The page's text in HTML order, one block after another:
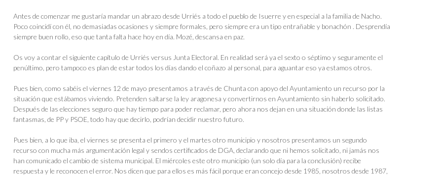
Antes de comenzar me gustaría mandar un abrazo desde Urriés a todo el pueblo de Isuerre y en especial a la familia de Nacho.
Poco coincidí con él, no demasiadas ocasiones y siempre formales, pero siempre era un tipo entrañable y bonachón . Desprendía
siempre buen rollo, eso que tanta falta hace hoy en día. Mozé, descansa en paz.
Os voy a contar el siguiente capítulo de Urriés versus Junta Electoral. En realidad será ya el sexto o séptimo y seguramente el
penúltimo, pero tampoco es plan de estar todos los días dando el coñazo al personal, para aguantar eso ya estamos otros.
Pues bien, como sabéis el viernes 12 de mayo presentamos a través de Chunta con apoyo del Ayuntamiento un recurso por la
situación que estábamos viviendo. Pretenden saltarse la ley aragonesa y convertirnos en Ayuntamiento sin haberlo solicitado.
Después de las elecciones seguro que hay tiempo para poder reclamar, pero ahora nos dejan en una situación donde las listas
fantasmas, de PP y PSOE, todo hay que decirlo, podrían decidir nuestro futuro.
Pues bien, a lo que iba, el viernes se presenta el primero y el martes otro municipio y nosotros presentamos un segundo
recurso con mucha más argumentación legal y sendos certificados de DGA, declarando que ni hemos solicitado, ni jamás nos
han comunicado el cambio de sistema municipal. El miércoles este otro municipio (un solo día para la conclusión) recibe
respuesta y le reconocen el error. Nos dicen que para ellos es más fácil porque eran concejo desde 1985, nosotros desde 1987,